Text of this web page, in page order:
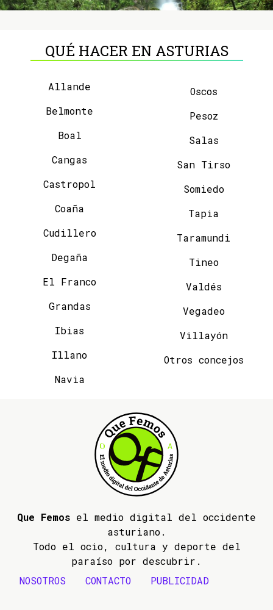
QUÉ HACER EN ASTURIAS
Allande
Belmonte
Boal
Cangas
Castropol
Coaña
Cudillero
Degaña
El Franco
Grandas
Ibias
Illano
Navia
Oscos
Pesoz
Salas
San Tirso
Somiedo
Tapia
Taramundi
Tineo
Valdés
Vegadeo
Villayón
Otros concejos
Que Femos el medio digital del occidente
asturiano.
Todo el ocio, cultura y deporte del
paraíso por descubrir.
NOSOTROS
CONTACTO PUBLICIDAD